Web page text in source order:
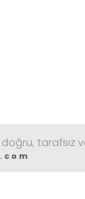
tarafsız